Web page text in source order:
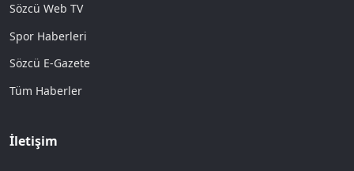
Sözcü Web TV
Spor Haberleri
Sözcü E-Gazete
Tüm Haberler
İletişim